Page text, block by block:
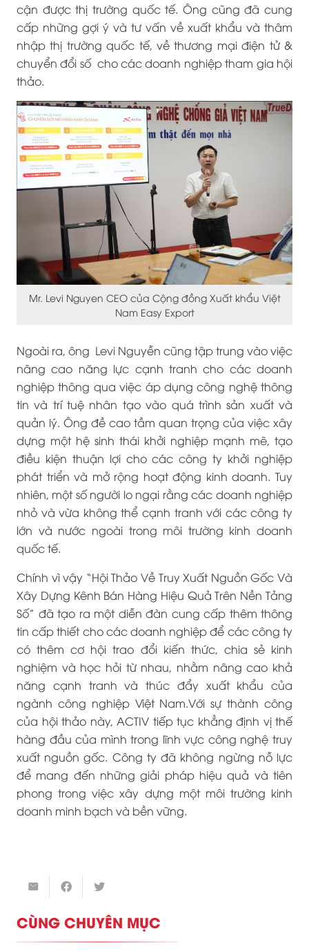
cận được thị trường quốc tế. Ông cũng đã cung
cấp những gợi ý và tư vấn về xuất khẩu và thâm
nhập thị trường quốc tế, về thương mại điện tử &
chuyển đổi số cho các doanh nghiệp tham gia hội
thảo.
Mr. Levi Nguyen CEO của Cộng đồng Xuất khẩu Việt
Nam Easy Export
Ngoài ra, ông Levi Nguyễn cũng tập trung vào việc
nâng cao năng lực cạnh tranh cho các doanh
nghiệp thông qua việc áp dụng công nghệ thông
tin và trí tuệ nhân tạo vào quá trình sản xuất và
quản lý. Ông đề cao tầm quan trọng của việc xây
dựng một hệ sinh thái khởi nghiệp mạnh mẽ, tạo
điều kiện thuận lợi cho các công ty khởi nghiệp
phát triển và mở rộng hoạt động kinh doanh. Tuy
nhiên, một số người lo ngại rằng các doanh nghiệp
nhỏ và vừa không thể cạnh tranh với các công ty
lớn và nước ngoài trong môi trường kinh doanh
quốc tế.
Chính vì vậy “Hội Thảo Về Truy Xuất Nguồn Gốc Và
Xây Dựng Kênh Bán Hàng Hiệu Quả Trên Nền Tảng
Số” đã tạo ra một diễn đàn cung cấp thêm thông
tin cấp thiết cho các doanh nghiệp để các công ty
có thêm cơ hội trao đổi kiến thức, chia sẻ kinh
nghiệm và học hỏi từ nhau, nhằm nâng cao khả
năng cạnh tranh và thúc đẩy xuất khẩu của
ngành công nghiệp Việt Nam.Với sự thành công
của hội thảo này, ACTIV tiếp tục khẳng định vị thế
hàng đầu của mình trong lĩnh vực công nghệ truy
xuất nguồn gốc. Công ty đã không ngừng nỗ lực
để mang đến những giải pháp hiệu quả và tiên
phong trong việc xây dựng một môi trường kinh
doanh minh bạch và bền vững.
CÙNG CHUYÊN MỤC